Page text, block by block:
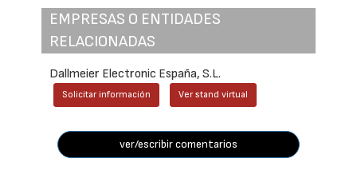
EMPRESAS O ENTIDADES
RELACIONADAS
Dallmeier Electronic España, S.L.
Solicitar información Ver stand virtual
ver/escribir comentarios